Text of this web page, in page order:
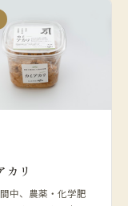
カリ
中、農薬・化学肥